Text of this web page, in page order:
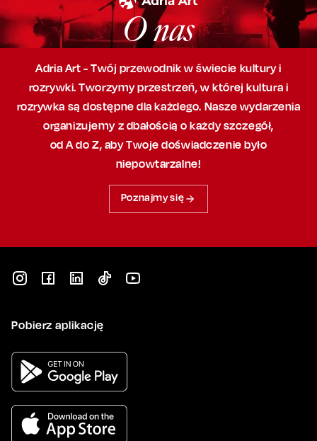
O nas
Adria Art - Twój przewodnik w świecie kultury i
rozrywki. Tworzymy przestrzeń,w której kultura i
rozrywka są dostępne dla każdego. Nasze wydarzenia
organizujemy z dbałością o każdy szczegół,
od A do Z, abyTwoje doświadczenie było
niepowtarzalne!
Poznajmy się
Pobierz aplikację